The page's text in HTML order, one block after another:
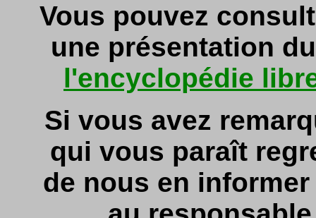
Vous pouvez
une présentation
l'encyclopédie
Si vous avez
qui vous paraît
de nous en